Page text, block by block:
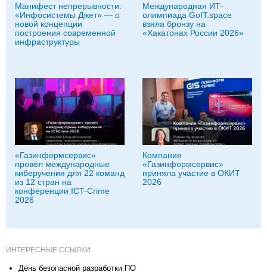
Манифест непрерывности:
«Инфосистемы Джет» — о
новой концепции
построения современной
инфраструктуры
Международная ИТ-
олимпиада GoIT.space
взяла бронзу на
«Хакатонах России 2026»
«Газинформсервис»
провёл международные
киберучения для 22 команд
из 12 стран на
конференции ICT-Crime
2026
Компания
«Газинформсервис»
приняла участие в ОКИТ
2026
ИНТЕРЕСНЫЕ ССЫЛКИ
День безопасной разработки ПО